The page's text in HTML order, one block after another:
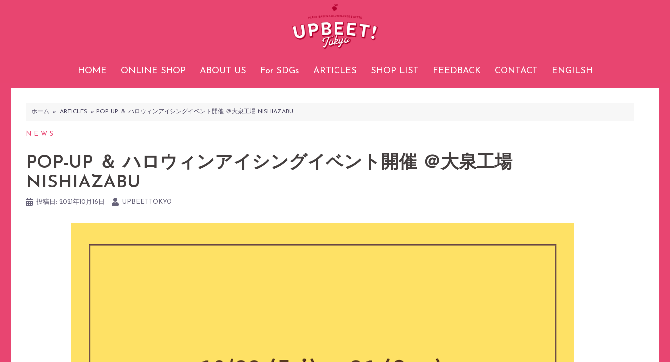
HOME ONLINE SHOP ABOUT US For SDGs ARTICLES SHOP LIST FEEDBACK CONTACT ENGILSH
ホーム » ARTICLES » POP-UP ＆ ハロウィンアイシングイベント開催 ＠大泉工場 NISHIAZABU
NEWS
POP-UP ＆ ハロウィンアイシングイベント開催 ＠大泉工場
NISHIAZABU
投稿日: 2021年10月16日 UPBEETTOKYO